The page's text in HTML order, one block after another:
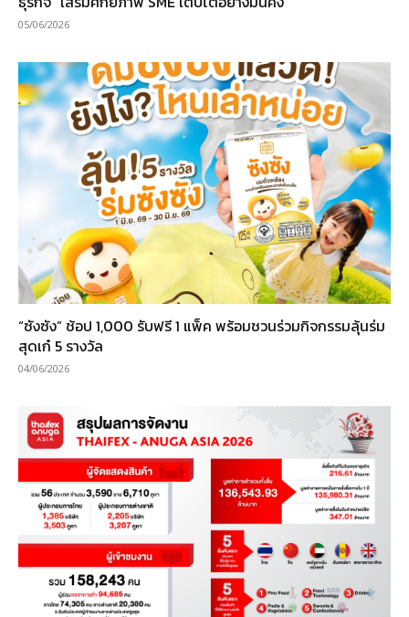
05/06/2026
“ซังซัง” ช้อป 1,000 รับฟรี 1 แพ็ค พร้อมชวนร่วมกิจกรรมลุ้นร่ม
สุดเก๋ 5 รางวัล
04/06/2026